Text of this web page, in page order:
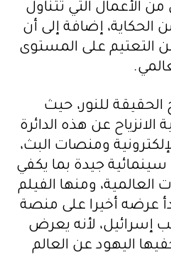
الأعمال التي تتناول
الحكاية، إضافة إلى أن
التعتيم على المستوى
الحقيقة للنور، حيث
عن هذه الدائرة
ومنصات البث،
جيدة بما يكفي
ومنها الفيلم
عرضه أخيرا على منصة
إسرائيل، لأنه يعرض
اليهود عن العالم